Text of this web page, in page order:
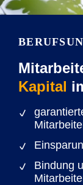
Kapital
Bindung